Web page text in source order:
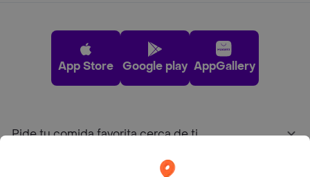
App Store Google play AppGallery
Pide tu comida favorita cerca de ti